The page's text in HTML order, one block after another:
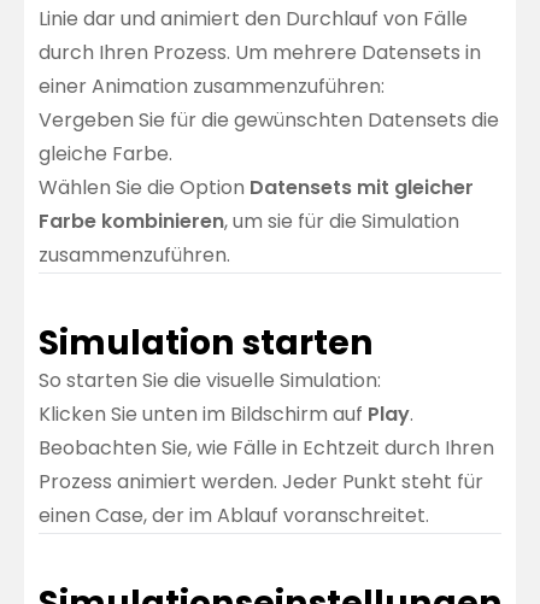
Linie dar und animiert den Durchlauf von Fälle
durch Ihren Prozess. Um mehrere Datensets in
einer Animation zusammenzuführen:
Vergeben Sie für die gewünschten Datensets die
gleiche Farbe.
Wählen Sie die Option Datensets mit gleicher
Farbe kombinieren, um sie für die Simulation
zusammenzuführen.
Simulation starten
So starten Sie die visuelle Simulation:
Klicken Sie unten im Bildschirm auf Play.
Beobachten Sie, wie Fälle in Echtzeit durch Ihren
Prozess animiert werden. Jeder Punkt steht für
einen Case, der im Ablauf voranschreitet.